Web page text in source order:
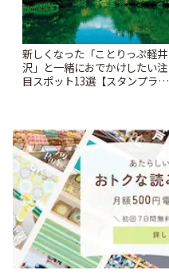
新しくなった「ことりっぷ軽井
沢」と一緒におでかけしたい注
目スポット13選【スタンプラリ